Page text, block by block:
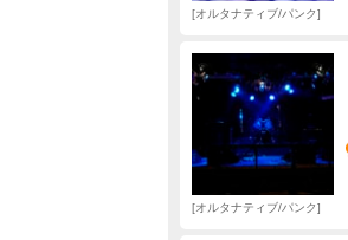
オルタナティブ/パンク
オルタナティブ/パンク